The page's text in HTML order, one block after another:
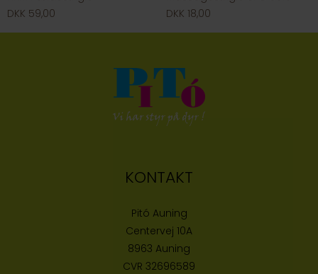
DKK 59,00
DKK 18,00
KONTAKT
Pitó Auning
Centervej 10A
8963 Auning
CVR 32696589